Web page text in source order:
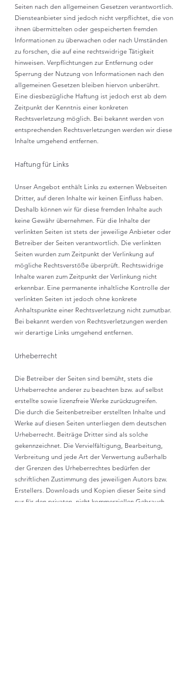
Seiten nach den allgemeinen Gesetzen verantwortlich.
Diensteanbieter sind jedoch nicht verpflichtet, die von
ihnen übermittelten oder gespeicherten fremden
Informationen zu überwachen oder nach Umständen
zu forschen, die auf eine rechtswidrige Tätigkeit
hinweisen. Verpflichtungen zur Entfernung oder
Sperrung der Nutzung von Informationen nach den
allgemeinen Gesetzen bleiben hiervon unberührt.
Eine diesbezügliche Haftung ist jedoch erst ab dem
Zeitpunkt der Kenntnis einer konkreten
Rechtsverletzung möglich. Bei bekannt werden von
entsprechenden Rechtsverletzungen werden wir diese
Inhalte umgehend entfernen.
Haftung für Links
Unser Angebot enthält Links zu externen Webseiten
Dritter, auf deren Inhalte wir keinen Einfluss haben.
Deshalb können wir für diese fremden Inhalte auch
keine Gewähr übernehmen. Für die Inhalte der
verlinkten Seiten ist stets der jeweilige Anbieter oder
Betreiber der Seiten verantwortlich. Die verlinkten
Seiten wurden zum Zeitpunkt der Verlinkung auf
mögliche Rechtsverstöße überprüft. Rechtswidrige
Inhalte waren zum Zeitpunkt der Verlinkung nicht
erkennbar. Eine permanente inhaltliche Kontrolle der
verlinkten Seiten ist jedoch ohne konkrete
Anhaltspunkte einer Rechtsverletzung nicht zumutbar.
Bei bekannt werden von Rechtsverletzungen werden
wir derartige Links umgehend entfernen.
Urheberrecht
Die Betreiber der Seiten sind bemüht, stets die
Urheberrechte anderer zu beachten bzw. auf selbst
erstellte sowie lizenzfreie Werke zurückzugreifen.
Die durch die Seitenbetreiber erstellten Inhalte und
Werke auf diesen Seiten unterliegen dem deutschen
Urheberrecht. Beiträge Dritter sind als solche
gekennzeichnet. Die Vervielfältigung, Bearbeitung,
Verbreitung und jede Art der Verwertung außerhalb
der Grenzen des Urheberrechtes bedürfen der
schriftlichen Zustimmung des jeweiligen Autors bzw.
Erstellers. Downloads und Kopien dieser Seite sind
nur für den privaten, nicht kommerziellen Gebrauch